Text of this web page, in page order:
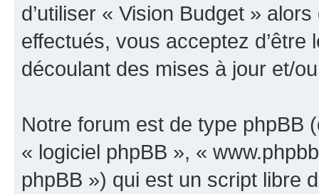
d’utiliser « Vision Budget »
effectués, vous acceptez
découlant des mises à jour et/
Notre forum est de type phpBB
« logiciel phpBB », «
phpBB ») qui est un script libre